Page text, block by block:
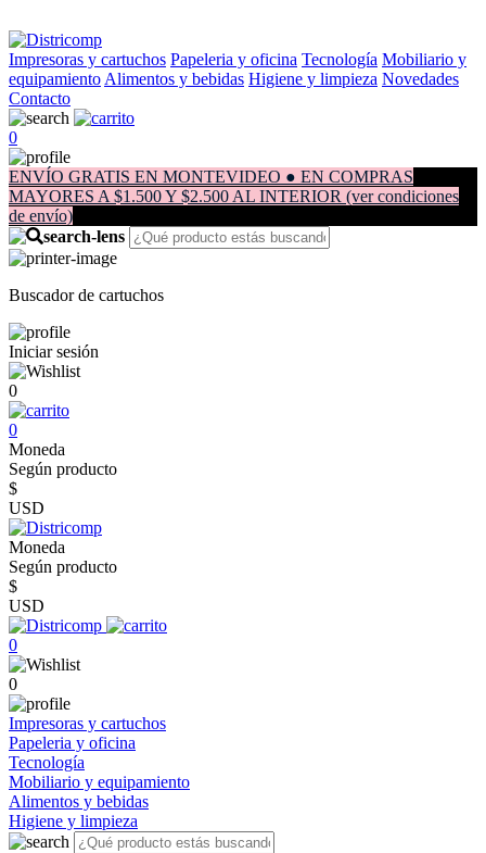
Impresoras y cartuchos Papeleria y oficina Tecnología Mobiliario y
equipamiento Alimentos y bebidas Higiene y limpieza Novedades
Contacto
0
ENVÍO GRATIS EN MONTEVIDEO ● EN COMPRAS
MAYORES A $1.500 Y $2.500 AL INTERIOR (ver condiciones
de envío)
Buscador de cartuchos
Iniciar sesión
0
0
Moneda
Según producto
$
USD
Moneda
Según producto
$
USD
0
0
Impresoras y cartuchos
Papeleria y oficina
Tecnología
Mobiliario y equipamiento
Alimentos y bebidas
Higiene y limpieza